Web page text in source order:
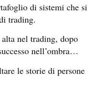
di sistemi che si
trading.
nel trading, dopo
nell’ombra…
le storie di persone